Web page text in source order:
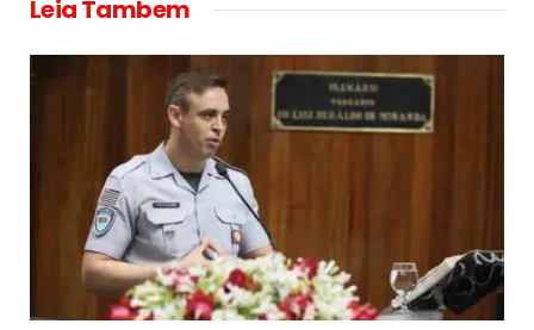
Leia Tambem